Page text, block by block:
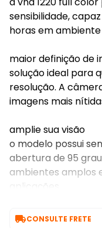
sensibilidade,
horas em
maior definição de
solução ideal para
resolução. A
imagens mais
amplie sua visão
o modelo possui
abertura de 95
ambientes amplos
aplicações.
CONSULTE FRETE